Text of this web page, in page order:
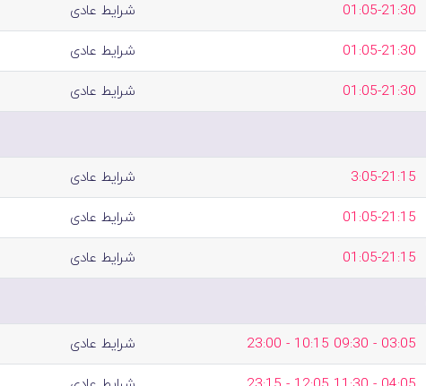
01:05-21:30 شرایط عادی
01:05-21:30 شرایط عادی
01:05-21:30 شرایط عادی
3:05-21:15 شرایط عادی
01:05-21:15 شرایط عادی
01:05-21:15 شرایط عادی
03:05 - 09:30 10:15 - 23:00 شرایط عادی